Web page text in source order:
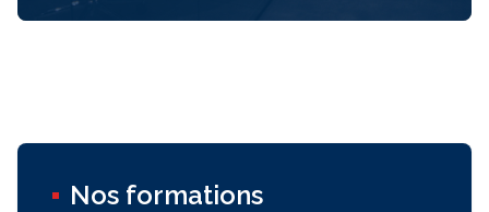
Nos formations